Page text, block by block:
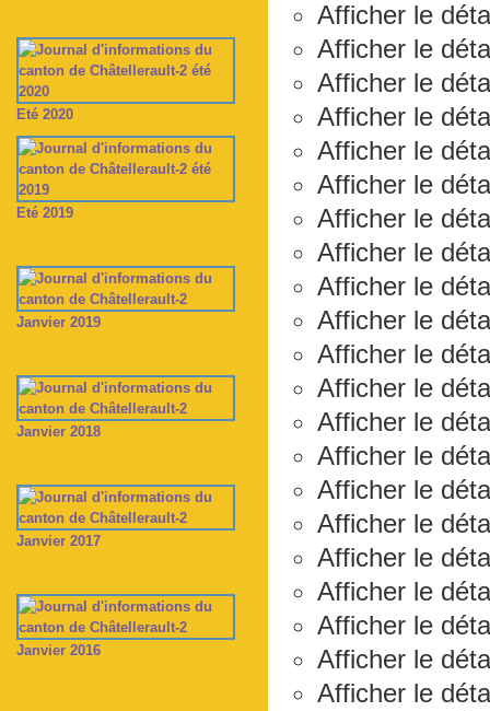
Eté 2020
Eté 2019
Janvier 2019
Janvier 2018
Janvier 2017
Janvier 2016
Afficher le
Afficher le
Afficher le
Afficher le
Afficher le
Afficher le
Afficher le
Afficher le
Afficher le
Afficher le
Afficher le
Afficher le
Afficher le
Afficher le
Afficher le
Afficher le
Afficher le
Afficher le
Afficher le
Afficher le
Afficher le